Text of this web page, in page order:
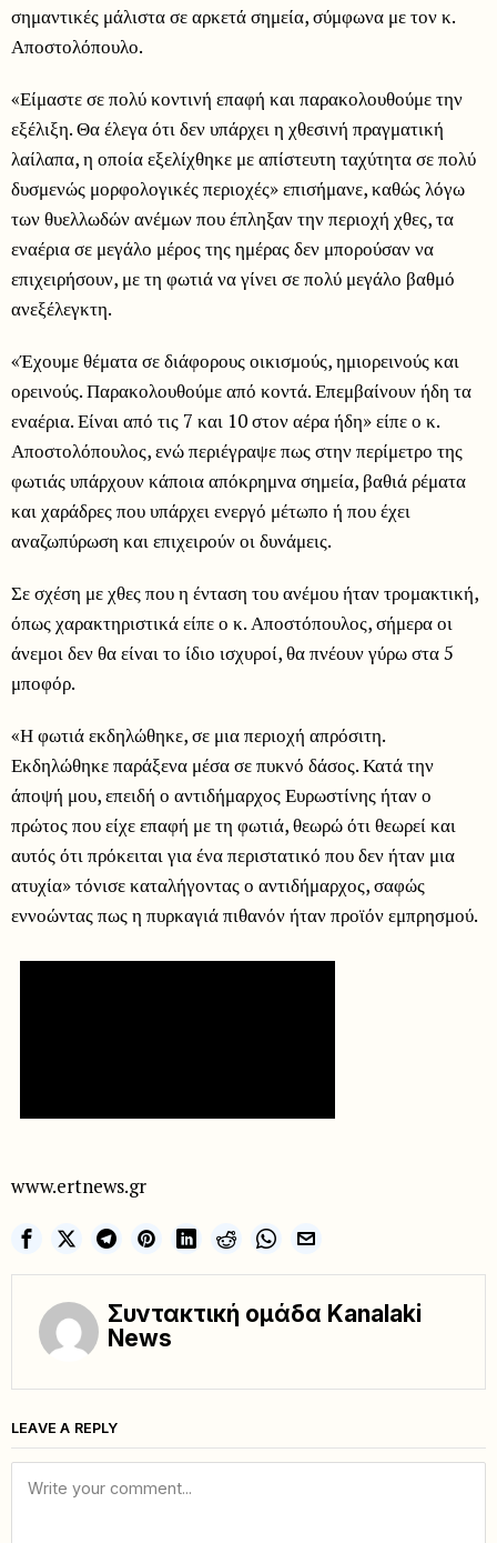
σημαντικές μάλιστα σε αρκετά σημεία, σύμφωνα με τον κ.
Αποστολόπουλο.
«Είμαστε σε πολύ κοντινή επαφή και παρακολουθούμε την
εξέλιξη. Θα έλεγα ότι δεν υπάρχει η χθεσινή πραγματική
λαίλαπα, η οποία εξελίχθηκε με απίστευτη ταχύτητα σε πολύ
δυσμενώς μορφολογικές περιοχές» επισήμανε, καθώς λόγω
των θυελλωδών ανέμων που έπληξαν την περιοχή χθες, τα
εναέρια σε μεγάλο μέρος της ημέρας δεν μπορούσαν να
επιχειρήσουν, με τη φωτιά να γίνει σε πολύ μεγάλο βαθμό
ανεξέλεγκτη.
«Έχουμε θέματα σε διάφορους οικισμούς, ημιορεινούς και
ορεινούς. Παρακολουθούμε από κοντά. Επεμβαίνουν ήδη τα
εναέρια. Είναι από τις 7 και 10 στον αέρα ήδη» είπε ο κ.
Αποστολόπουλος, ενώ περιέγραψε πως στην περίμετρο της
φωτιάς υπάρχουν κάποια απόκρημνα σημεία, βαθιά ρέματα
και χαράδρες που υπάρχει ενεργό μέτωπο ή που έχει
αναζωπύρωση και επιχειρούν οι δυνάμεις.
Σε σχέση με χθες που η ένταση του ανέμου ήταν τρομακτική,
όπως χαρακτηριστικά είπε ο κ. Αποστόπουλος, σήμερα οι
άνεμοι δεν θα είναι το ίδιο ισχυροί, θα πνέουν γύρω στα 5
μποφόρ.
«Η φωτιά εκδηλώθηκε, σε μια περιοχή απρόσιτη.
Εκδηλώθηκε παράξενα μέσα σε πυκνό δάσος. Κατά την
άποψή μου, επειδή ο αντιδήμαρχος Ευρωστίνης ήταν ο
πρώτος που είχε επαφή με τη φωτιά, θεωρώ ότι θεωρεί και
αυτός ότι πρόκειται για ένα περιστατικό που δεν ήταν μια
ατυχία» τόνισε καταλήγοντας ο αντιδήμαρχος, σαφώς
εννοώντας πως η πυρκαγιά πιθανόν ήταν προϊόν εμπρησμού.
www.ertnews.gr
Συντακτική ομάδα Kanalaki
News
LEAVE A REPLY